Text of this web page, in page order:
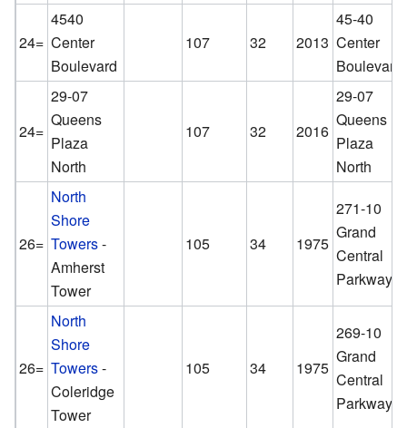
24=
4540
Center
Boulevard
107 32 2013
45-40
Center
Boulevard
24=
29-07
Queens
Plaza
North
107 32 2016
29-07
Queens
Plaza
North
26=
North
Shore
Towers-
Amherst
Tower
105 34 1975
271-10
Grand
Central
Parkway
26=
North
Shore
Towers-
Coleridge
Tower
105 34 1975
269-10
Grand
Central
Parkway